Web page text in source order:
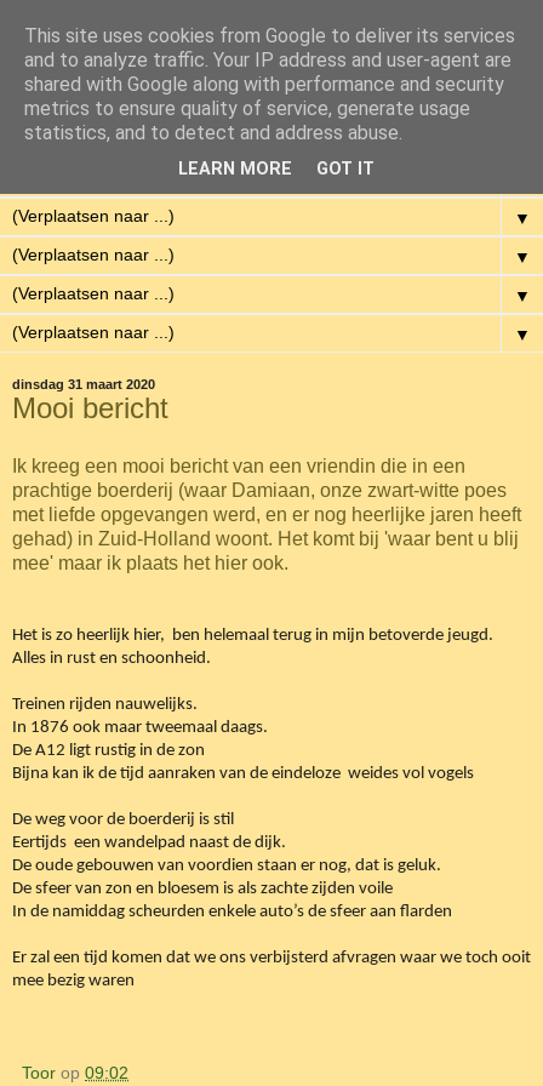
Eenvoudig Gelukkig
Met weinig middelen een hoge kwaliteit van leven hebben.
▼
▼
▼
▼
dinsdag 31 maart 2020
Mooi bericht
Ik kreeg een mooi bericht van een vriendin die in een
prachtige boerderij (waar Damiaan, onze zwart-witte poes
met liefde opgevangen werd, en er nog heerlijke jaren heeft
gehad) in Zuid-Holland woont. Het komt bij 'waar bent u blij
mee' maar ik plaats het hier ook.
Het is zo heerlijk hier, ben helemaal terug in mijn betoverde jeugd.
Alles in rust en schoonheid.
Treinen rijden nauwelijks.
In 1876 ook maar tweemaal daags.
De A12 ligt rustig in de zon
Bijna kan ik de tijd aanraken van de eindeloze weides vol vogels
De weg voor de boerderij is stil
Eertijds een wandelpad naast de dijk.
De oude gebouwen van voordien staan er nog, dat is geluk.
De sfeer van zon en bloesem is als zachte zijden voile
In de namiddag scheurden enkele auto’s de sfeer aan flarden
Er zal een tijd komen dat we ons verbijsterd afvragen waar we toch ooit
mee bezig waren
Toor op 09:02
This site uses cookies from Google to deliver its services
and to analyze traffic. Your IP address and user-agent are
shared with Google along with performance and security
metrics to ensure quality of service, generate usage
statistics, and to detect and address abuse.
LEARN MORE GOT IT